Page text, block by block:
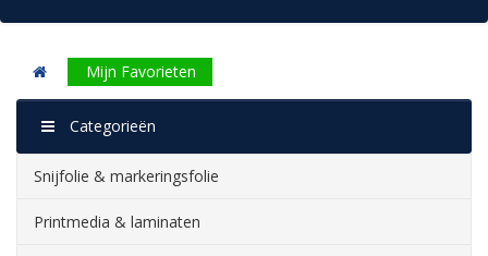
Mijn Favorieten
Categorieën
Snijfolie & markeringsfolie
Printmedia & laminaten